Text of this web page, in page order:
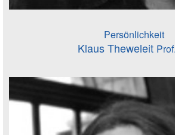
Persönlichkeit
Klaus Theweleit